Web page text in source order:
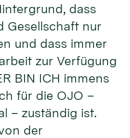
dass
Gesellschaft nur
und dass immer
zur Verfügung
BIN ICH immens
für die OJO –
– zuständig ist.
der